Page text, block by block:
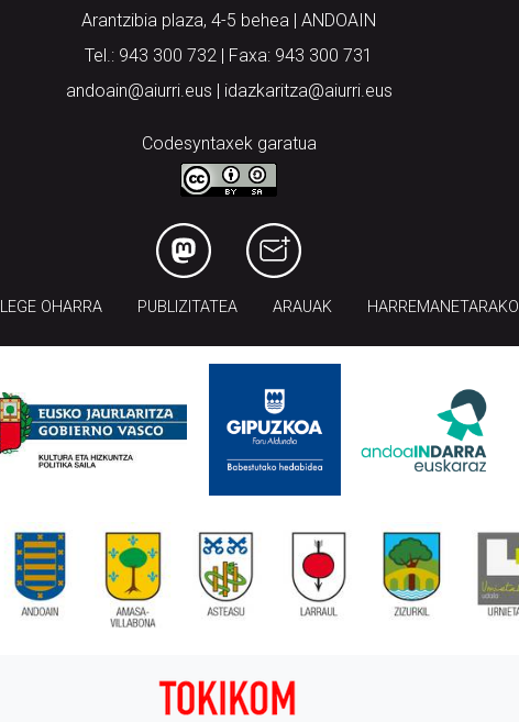
Arantzibia plaza, 4-5 behea | ANDOAIN
Tel.: 943 300 732 | Faxa: 943 300 731
andoain@aiurri.eus | idazkaritza@aiurri.eus
Codesyntaxek garatua
LEGE OHARRA PUBLIZITATEA ARAUAK HARREMANETARAKO